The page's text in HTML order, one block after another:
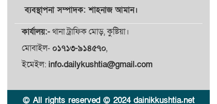
ব্যবস্থাপনা সম্পাদক: শাহনাজ আমান।
কার্যালয়:-থানা ট্রাফিক মোড়, কুষ্টিয়া।
মোবাইল- ০১৭১৩-৯১৪৫৭০,
ইমেইল: info.dailykushtia@gmail.com
© All rights reserved © 2024 dainikkushtia.net